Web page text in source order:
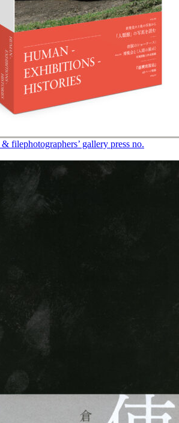
& filephotographers’ gallery press no.